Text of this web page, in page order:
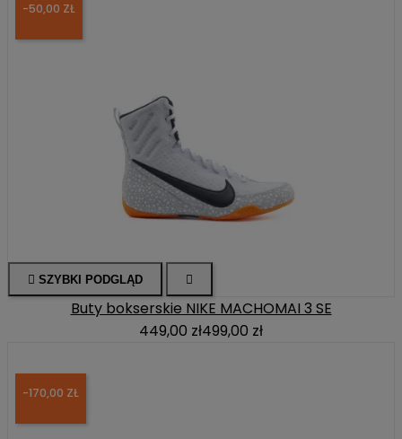
-50,00 ZŁ
 SZYBKI PODGLĄD 
Buty bokserskie NIKE MACHOMAI 3 SE
449,00 zł499,00 zł
-170,00 ZŁ